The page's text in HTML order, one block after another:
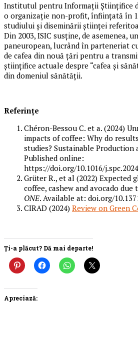
Institutul pentru Informații Științifice
o organizație non-profit, înființată în
studiului și diseminării științei
Din 2003, ISIC susține, de asemenea,
paneuropean, lucrând în parteneriat
de cafea din nouă țări pentru a
științifice actuale despre “cafea și
din domeniul sănătății.
Referințe
Chéron-Bessou C. et a. (2024)
impacts of coffee: Why do
studies? Sustainable Production
Published online:
https://doi.org/10.1016/
Grüter R., et al (2022) Expected
coffee, cashew and avocado
ONE. Available at: doi.org/
CIRAD (2024) Review on Green
Ți-a plăcut? Dă mai departe!
Apreciază: